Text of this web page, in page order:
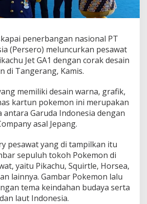
penerbangan nasional PT
(Persero) meluncurkan pesawat
Jet GA1 dengan corak desain
di Tangerang, Kamis.
memiliki desain warna, grafik,
kartun pokemon ini merupakan
antara Garuda Indonesia dengan
asal Jepang.
pesawat yang di tampilkan itu
sepuluh tokoh Pokemon di
yaitu Pikachu, Squirtle, Horsea,
lainnya. Gambar Pokemon lalu
tema keindahan budaya serta
laut Indonesia.